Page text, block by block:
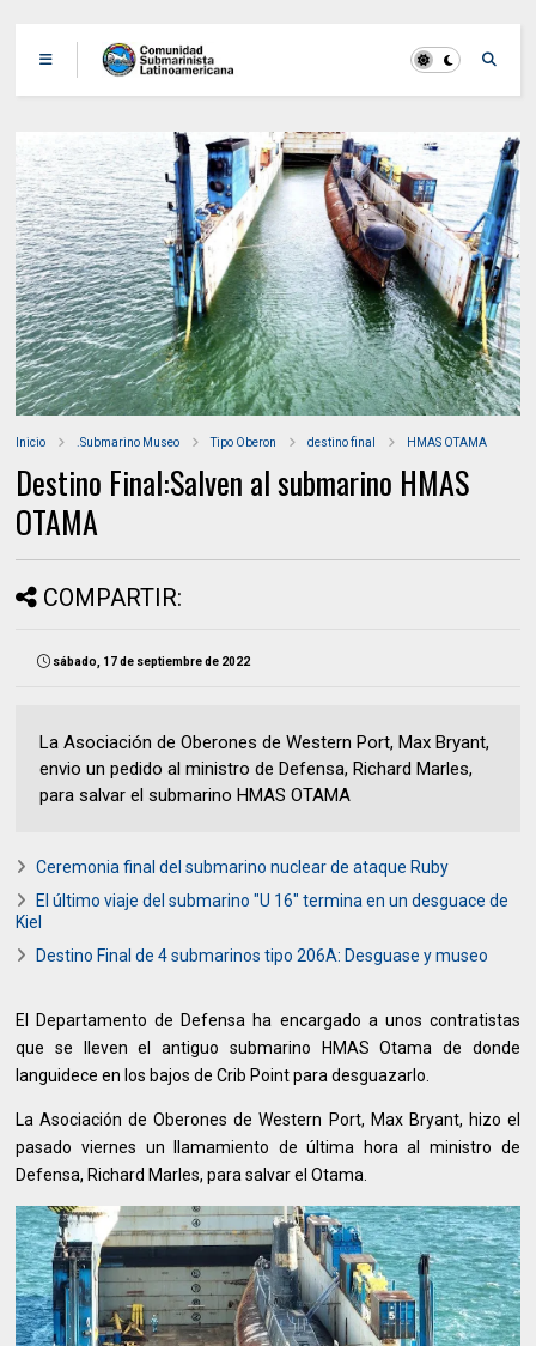
Inicio .Submarino Museo Tipo Oberon destino final HMAS OTAMA
Destino Final:Salven al submarino HMAS
OTAMA
COMPARTIR:
sábado, 17 de septiembre de 2022
La Asociación de Oberones de Western Port, Max Bryant,
envio un pedido al ministro de Defensa, Richard Marles,
para salvar el submarino HMAS OTAMA
Ceremonia final del submarino nuclear de ataque Ruby
El último viaje del submarino "U 16" termina en un desguace de
Kiel
Destino Final de 4 submarinos tipo 206A: Desguase y museo
El Departamento de Defensa ha encargado a unos contratistas
que se lleven el antiguo submarino HMAS Otama de donde
languidece en los bajos de Crib Point para desguazarlo.
La Asociación de Oberones de Western Port, Max Bryant, hizo el
pasado viernes un llamamiento de última hora al ministro de
Defensa, Richard Marles, para salvar el Otama.